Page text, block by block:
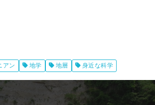
アン 地学 地層 身近な科学